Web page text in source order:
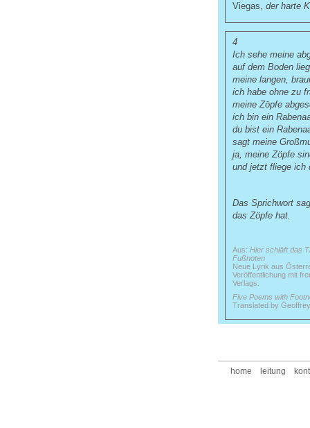
Viegas, der harte
4
Ich sehe meine
auf dem Boden
meine langen,
ich habe ohne zu
meine Zöpfe
ich bin ein
du bist ein
sagt meine
ja, meine Zöpfe
und jetzt fliege ich
Das Sprichwort
das Zöpfe hat.
Aus: Hier schläft das
Fußnoten
Neue Lyrik aus
Veröffentlichung mit
Verlags.
Five Poems with
Translated by
home leitung